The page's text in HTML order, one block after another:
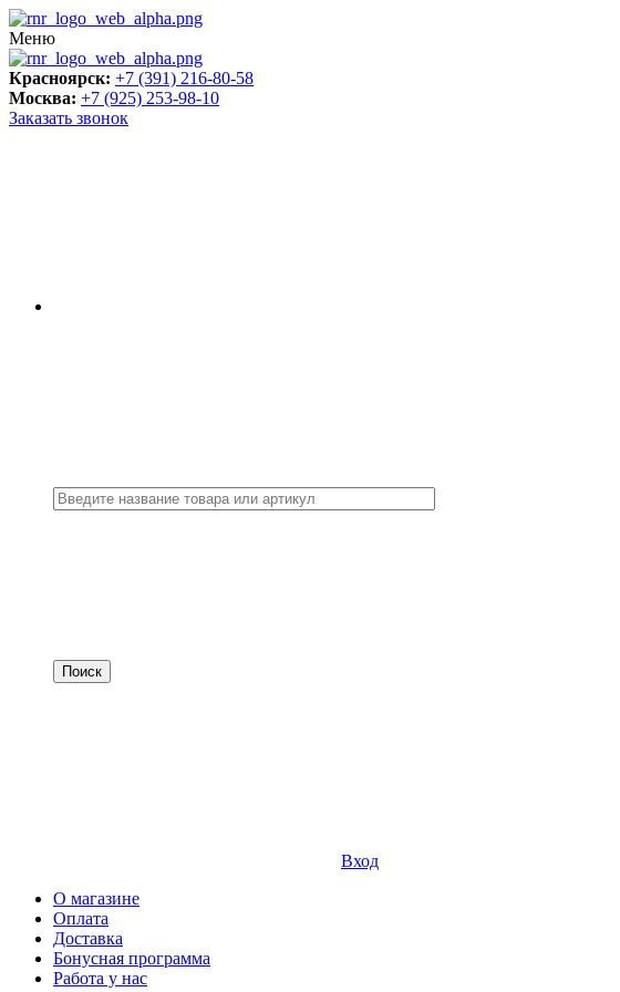
Меню
Красноярск: +7 (391) 216-80-58
Москва: +7 (925) 253-98-10
Заказать звонок
Вход
О магазине
Оплата
Доставка
Бонусная программа
Работа у нас